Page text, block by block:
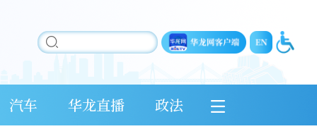
汽车 华龙直播 政法